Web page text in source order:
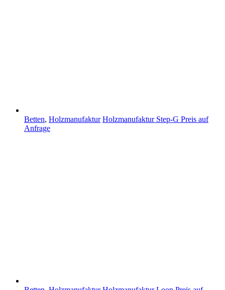
Betten, Holzmanufaktur Holzmanufaktur Step-G Preis auf
Anfrage